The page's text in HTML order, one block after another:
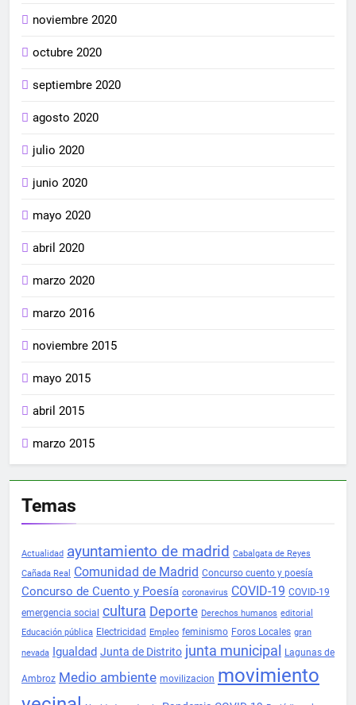
noviembre 2020
octubre 2020
septiembre 2020
agosto 2020
julio 2020
junio 2020
mayo 2020
abril 2020
marzo 2020
marzo 2016
noviembre 2015
mayo 2015
abril 2015
marzo 2015
Temas
Actualidad ayuntamiento de madrid Cabalgata de Reyes
Cañada Real
Comunidad de Madrid Concurso cuento y poesía
Concurso de Cuento y Poesía coronavirus COVID-19 COVID-19
emergencia social cultura Deporte Derechos humanos editorial
Educación pública Electricidad Empleo feminismo Foros Locales gran
nevada Igualdad Junta de Distrito junta municipal Lagunas de
Ambroz Medio ambiente movilizacion movimiento